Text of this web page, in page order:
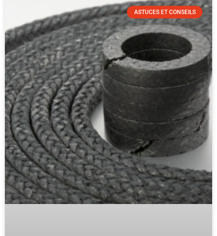
ASTUCES ET CONSEILS